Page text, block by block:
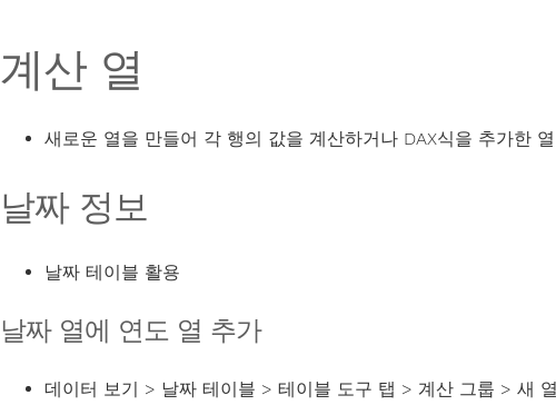
계산 열
새로운 열을 만들어 각 행의 값을 계산하거나 DAX식을 추가한 열
날짜 정보
날짜 테이블 활용
날짜 열에 연도 열 추가
데이터 보기 > 날짜 테이블 > 테이블 도구 탭 > 계산 그룹 > 새